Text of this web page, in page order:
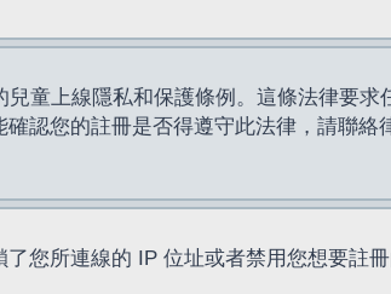
兒童上線隱私和保護條例。這條法律要
認您的註冊是否得遵守此法律，請聯
您所連線的 IP 位址或者禁用您想要註